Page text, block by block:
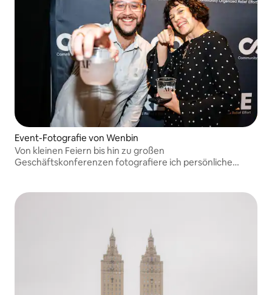
Event-Fotografie von Wenbin
Von kleinen Feiern bis hin zu großen
Geschäftskonferenzen fotografiere ich persönliche
eine Reisegebühr anfallen.